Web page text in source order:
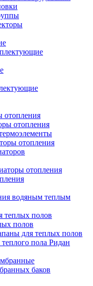
отопления
отопления
отопления
отопления
водяным теплым
теплых полов
полов
для теплых полов
пола Ридан
баков